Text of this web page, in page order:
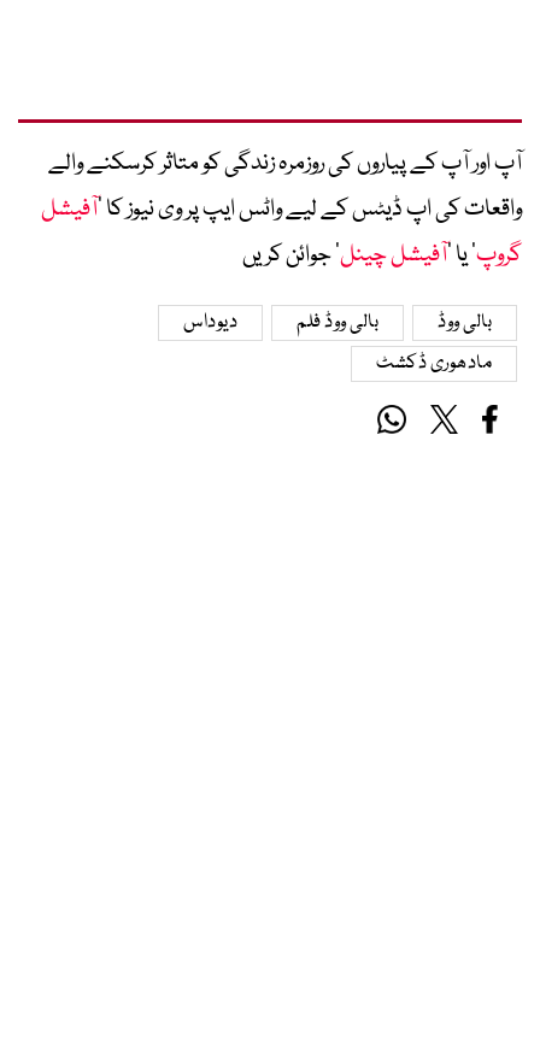
آپ اور آپ کے پیاروں کی روزمرہ زندگی کو متاثر کرسکنے والے
واقعات کی اپ ڈیٹس کے لیے واٹس ایپ پر وی نیوز کا ’آفیشل
گروپ‘ یا ’آفیشل چینل‘ جوائن کریں
بالی ووڈ بالی ووڈ فلم
دیوداس
مادھوری ڈکشٹ